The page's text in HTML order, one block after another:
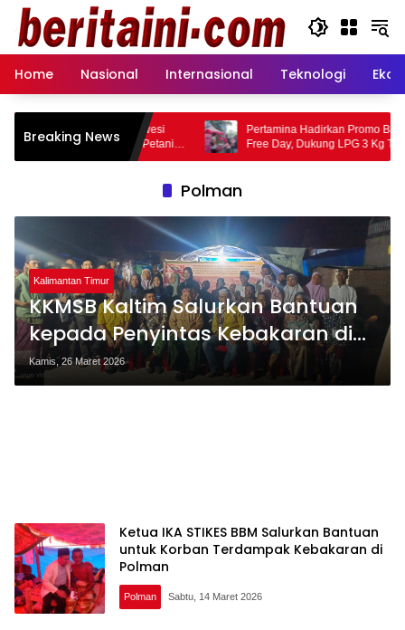
Langsung
konten
Home Nasional Internasional Teknologi
Breaking News
Regional Sulawesi
Gas bagi Petani
Energi Irigasi
Pertamina Hadirkan Promo BrightGas di Car
Free Day, Dukung LPG 3 Kg Tepat Sasaran
Polman
Kalimantan Timur
KKMSB Kaltim Salurkan Bantuan
kepada Penyintas Kebakaran di
Kampung Tulu Polman
Kamis, 26 Maret 2026
Ketua IKA STIKES BBM Salurkan Bantuan
untuk Korban Terdampak Kebakaran di
Polman
Polman Sabtu, 14 Maret 2026